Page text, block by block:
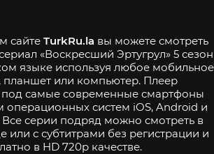
сайте TurkRu.la вы можете смотреть
«Воскресший Эртугрул» 5 сезон
языке используя любое мобильное
планшет или компьютер. Плеер
самые современные смартфоны
операционных систем iOS, Android и
серии подряд можно смотреть в
или с субтитрами без регистрации и
в HD 720p качестве.